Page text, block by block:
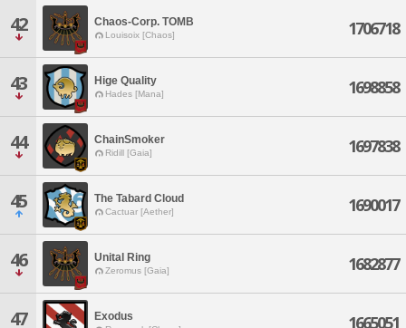
42 Chaos-Corp. TOMB
Louisoix [Chaos] 1706718
43 Hige Quality
Hades [Mana] 1698858
44 ChainSmoker
Ridill [Gaia] 1697838
45 The Tabard Cloud
Cactuar [Aether] 1690017
46 Unital Ring
Zeromus [Gaia] 1682877
47 Exodus 1665051